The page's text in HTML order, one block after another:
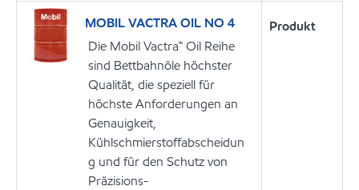
MOBIL VACTRA OIL NO 4
Die Mobil Vactra™ Oil Reihe
sind Bettbahnöle höchster
Qualität, die speziell für
höchste Anforderungen an
Genauigkeit,
Kühlschmierstoffabscheidun
g und für den Schutz von
Präzisions-
Produkt